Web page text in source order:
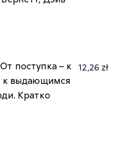
поступка – к
к выдающимся
Кратко
12,26 zł